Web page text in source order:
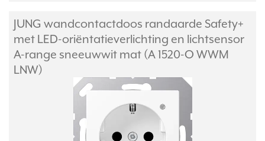
JUNG wandcontactdoos randaarde Safety+
met LED-oriëntatieverlichting en lichtsensor
A-range sneeuwwit mat (A 1520-O WWM
LNW)